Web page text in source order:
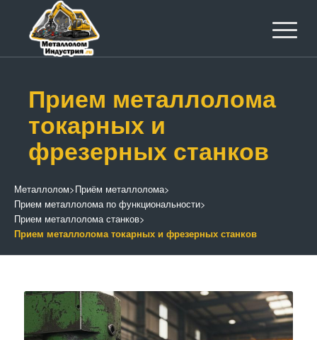
Прием металлолома
токарных и
фрезерных станков
Металлолом>Приём металлолома>
Прием металлолома по функциональности>
Прием металлолома станков>
Прием металлолома токарных и фрезерных станков